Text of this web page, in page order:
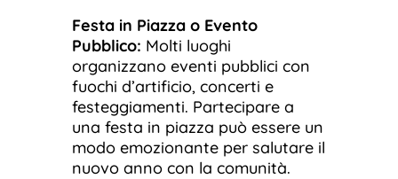
Festa in Piazza o Evento
Pubblico: Molti luoghi
organizzano eventi pubblici con
fuochi d’artificio, concerti e
festeggiamenti. Partecipare a
una festa in piazza può essere un
modo emozionante per salutare il
nuovo anno con la comunità.